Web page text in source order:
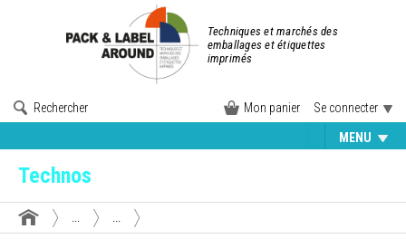
Techniques et marchés des
emballages et étiquettes
imprimés
Rechercher Mon panier Se connecter
MENU
Technos